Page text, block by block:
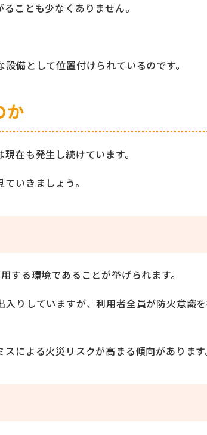
ことも少なくありません。
備として位置付けられているのです。
か
在も発生し続けています。
いきましょう。
する環境であることが挙げられます。
りしていますが、利用者全員が防火意識
による火災リスクが高まる傾向がありま